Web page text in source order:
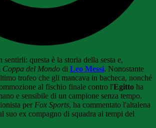
sentirli: questa è la storia della sesta e,
Coppa del Mondo di Leo Messi. Nonostante
trofeo che gli mancava in bacheca, nonché
al fischio finale contro l'Egitto ha
e sensibile di un campione senza tempo.
per Fox Sports, ha commentato l'altalena
suo ex compagno di squadra ai tempi del